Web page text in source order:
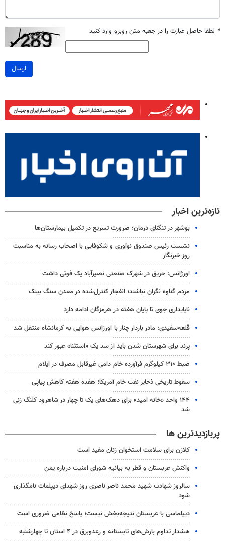
* لطفا حاصل عبارت را در جعبه متن روبرو وارد کنید
ارسال
تازه‌ترین اخبار
بوشهر در تنگنای درمان؛ ضرورت تسریع در تکمیل بیمارستان‌ها
نشست رئیس صندوق نوآوری و شکوفایی با اصحاب رسانه به مناسبت
روز خبرنگار
اورژانس: حریق در شهرک صنعتی نصیرآباد یک فوتی داشت
مردم گناوه نگران نباشند؛ انفجار کنترل‌شده در معدن سنگ بینک
ناپایداری جوی تا پایان هفته در هرمزگان ادامه دارد
قلعه‌سفیدی: مادر باردار چنار با اورژانس هوایی به کرمانشاه منتقل شد
پرند برای شهرستان شدن باید از سد یک «استثنا» عبور کند
ضبط ۳۱۰ کیلوگرم فرآورده خام دامی غیرقابل مصرف در ایلام
سقوط تاریخی ذخایر نفت خام آمریکا؛ هفده هفته کاهش پیاپی
۱۴۴ واحد «خانه امید» برای دهک‌های یک تا چهار در شاهرود کلنگ زنی
شد
پربازدیدترین ها
کلاژن برای سلامت استخوان زنان مفید است
واکنش عربستان و قطر به بیانیه شورای امنیت درباره یمن
سالروز شهادت شهید محمد ناصر ناصری روز شهدای دیپلمات نامگذاری
شود
دیپلماسی با عربستان نتیجه‌بخش نیست؛ پاسخ نظامی ضروری است
هشدار تداوم بارش‌های تابستانه و رعدوبرق در ۴ استان تا چهارشنبه